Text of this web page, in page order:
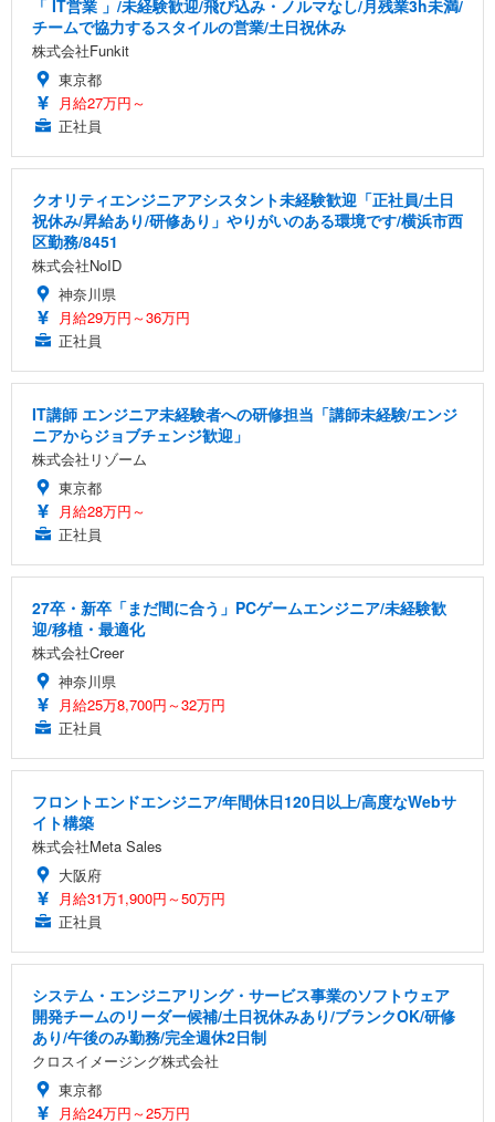
「 IT営業 」/未経験歓迎/飛び込み・ノルマなし/月残業3h未満/
チームで協力するスタイルの営業/土日祝休み
株式会社Funkit
東京都
月給27万円～
正社員
クオリティエンジニアアシスタント未経験歓迎「正社員/土日
祝休み/昇給あり/研修あり」やりがいのある環境です/横浜市西
区勤務/8451
株式会社NoID
神奈川県
月給29万円～36万円
正社員
IT講師 エンジニア未経験者への研修担当「講師未経験/エンジ
ニアからジョブチェンジ歓迎」
株式会社リゾーム
東京都
月給28万円～
正社員
27卒・新卒「まだ間に合う」PCゲームエンジニア/未経験歓
迎/移植・最適化
株式会社Creer
神奈川県
月給25万8,700円～32万円
正社員
フロントエンドエンジニア/年間休日120日以上/高度なWebサ
イト構築
株式会社Meta Sales
大阪府
月給31万1,900円～50万円
正社員
システム・エンジニアリング・サービス事業のソフトウェア
開発チームのリーダー候補/土日祝休みあり/ブランクOK/研修
あり/午後のみ勤務/完全週休2日制
クロスイメージング株式会社
東京都
月給24万円～25万円